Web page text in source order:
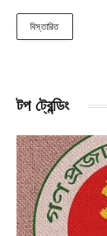
বিস্তারিত
টপ ট্রেন্ডিং